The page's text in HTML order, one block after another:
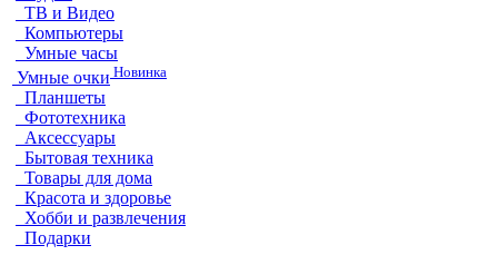
ТВ и Видео
Компьютеры
Умные часы
Умные очки Новинка
Планшеты
Фототехника
Аксессуары
Бытовая техника
Товары для дома
Красота и здоровье
Хобби и развлечения
Подарки